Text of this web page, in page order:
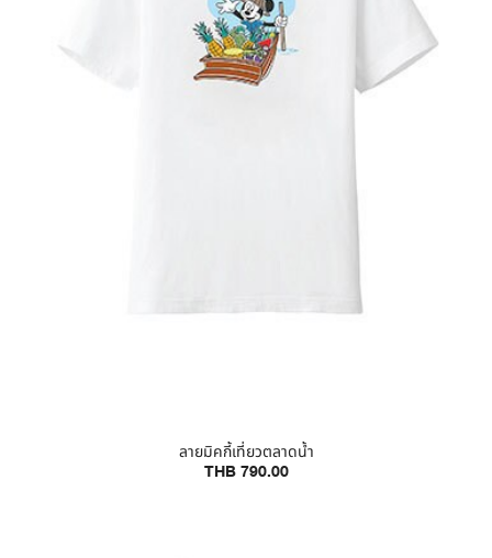
ลายมิคกี้เที่ยวตลาดน้ำ
THB 790.00